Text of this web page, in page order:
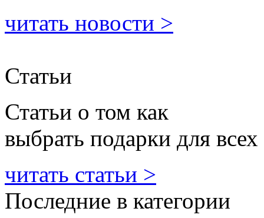
читать новости >
Статьи
Статьи о том как
выбрать подарки для всех
читать статьи >
Последние в категории